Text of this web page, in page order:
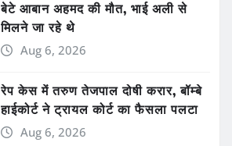
बेटे आबान अहमद की मौत, भाई अली से
मिलने जा रहे थे
Aug 6, 2026
रेप केस में तरुण तेजपाल दोषी करार, बॉम्बे
हाईकोर्ट ने ट्रायल कोर्ट का फैसला पलटा
Aug 6, 2026